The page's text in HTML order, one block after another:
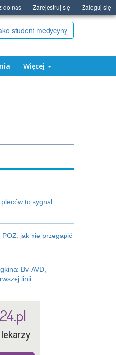
do nas Zarejestruj się Zaloguj się
student medycyny
Więcej
to sygnał
POZ: jak nie przegapić
Bv-AVD,
linii